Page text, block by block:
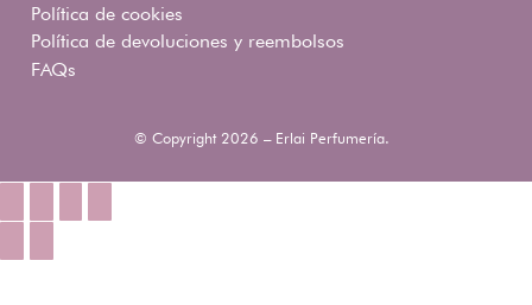
Política de cookies
Política de devoluciones y reembolsos
FAQs
© Copyright 2026 – Erlai Perfumería.